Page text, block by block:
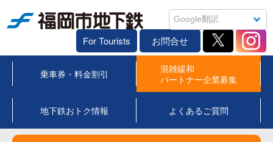
For Tourists お問合せ
乗車券・料金割引
混雑緩和
パートナー企業募集
地下鉄おトク情報 よくあるご質問